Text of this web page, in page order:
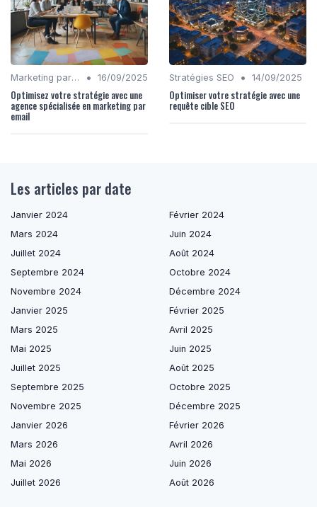
Marketing par Email • 16/09/2025
Optimisez votre stratégie avec une
agence spécialisée en marketing par
email
Stratégies SEO • 14/09/2025
Optimiser votre stratégie avec une
requête cible SEO
Les articles par date
Janvier 2024
Février 2024
Mars 2024
Juin 2024
Juillet 2024
Août 2024
Septembre 2024
Octobre 2024
Novembre 2024
Décembre 2024
Janvier 2025
Février 2025
Mars 2025
Avril 2025
Mai 2025
Juin 2025
Juillet 2025
Août 2025
Septembre 2025
Octobre 2025
Novembre 2025
Décembre 2025
Janvier 2026
Février 2026
Mars 2026
Avril 2026
Mai 2026
Juin 2026
Juillet 2026
Août 2026